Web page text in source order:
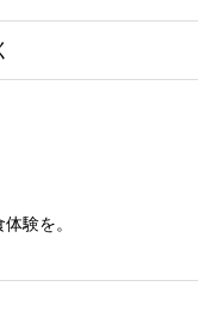
験を。